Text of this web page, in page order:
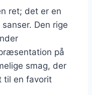
ret; det er en
Den rige
på
smag, der
til en favorit